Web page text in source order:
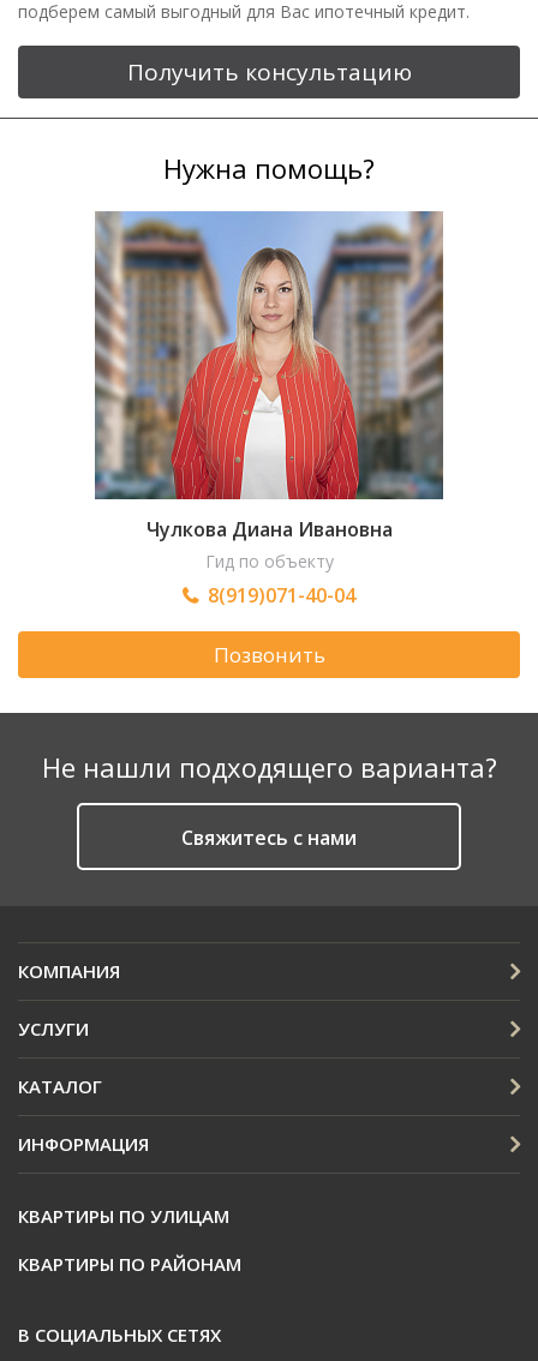
подберем самый выгодный для Вас ипотечный кредит.
Получить консультацию
Нужна помощь?
Чулкова Диана Ивановна
Гид по объекту
8(919)071-40-04
Позвонить
Не нашли подходящего варианта?
Cвяжитесь с нами
КОМПАНИЯ
УСЛУГИ
КАТАЛОГ
ИНФОРМАЦИЯ
КВАРТИРЫ ПО УЛИЦАМ
КВАРТИРЫ ПО РАЙОНАМ
В СОЦИАЛЬНЫХ СЕТЯХ